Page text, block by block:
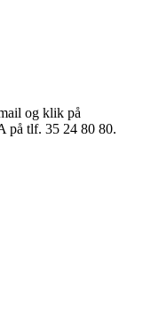
og klik på
på tlf. 35 24 80 80.